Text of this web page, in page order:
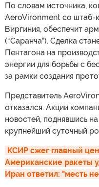
По словам источника,
AeroVironment со штаб-
Виргиния, обеспечит
(“Саранча”). Сделка
Пентагона на
энергии для борьбы с
за рамки создания
Представитель
отказался. Акции
новостей, поднявшись
крупнейший суточный
КСИР сжег главный
Американские ракеты
Иран ответил: "месть